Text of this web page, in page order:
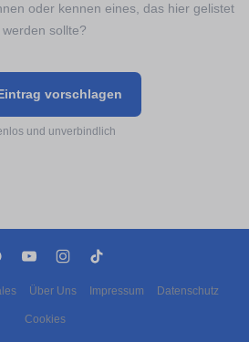
oder kennen eines, das hier gelistet
werden sollte?
vorschlagen
und unverbindlich
Über Uns Impressum Datenschutz
Cookies